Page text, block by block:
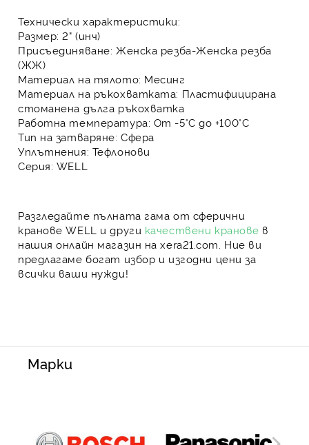
Технически характеристики:
Размер: 2" (инч)
Присъединяване: Женска резба-Женска резба
(ЖЖ)
Материал на тялото: Месинг
Материал на ръкохватката: Пластифицирана
стоманена дълга ръкохватка
Работна температура: От -5°C до +100°C
Тип на затваряне: Сфера
Уплътнения: Тефлонови
Серия: WELL
Разгледайте пълната гама от сферични
кранове WELL и други качествени кранове в
нашия онлайн магазин на xera21.com. Ние ви
предлагаме богат избор и изгодни цени за
всички ваши нужди!
Марки